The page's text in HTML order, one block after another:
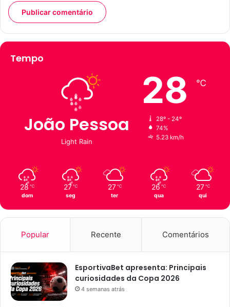
Tempo
João Pessoa
Light Rain
28 ℃
28º - 24º
74%
5.23 km/h
28 ℃
dom
27 ℃
seg
27 ℃
ter
26 ℃
qua
27 ℃
qui
Popular Recente Comentários
EsportivaBet apresenta: Principais
curiosidades da Copa 2026
4 semanas atrás